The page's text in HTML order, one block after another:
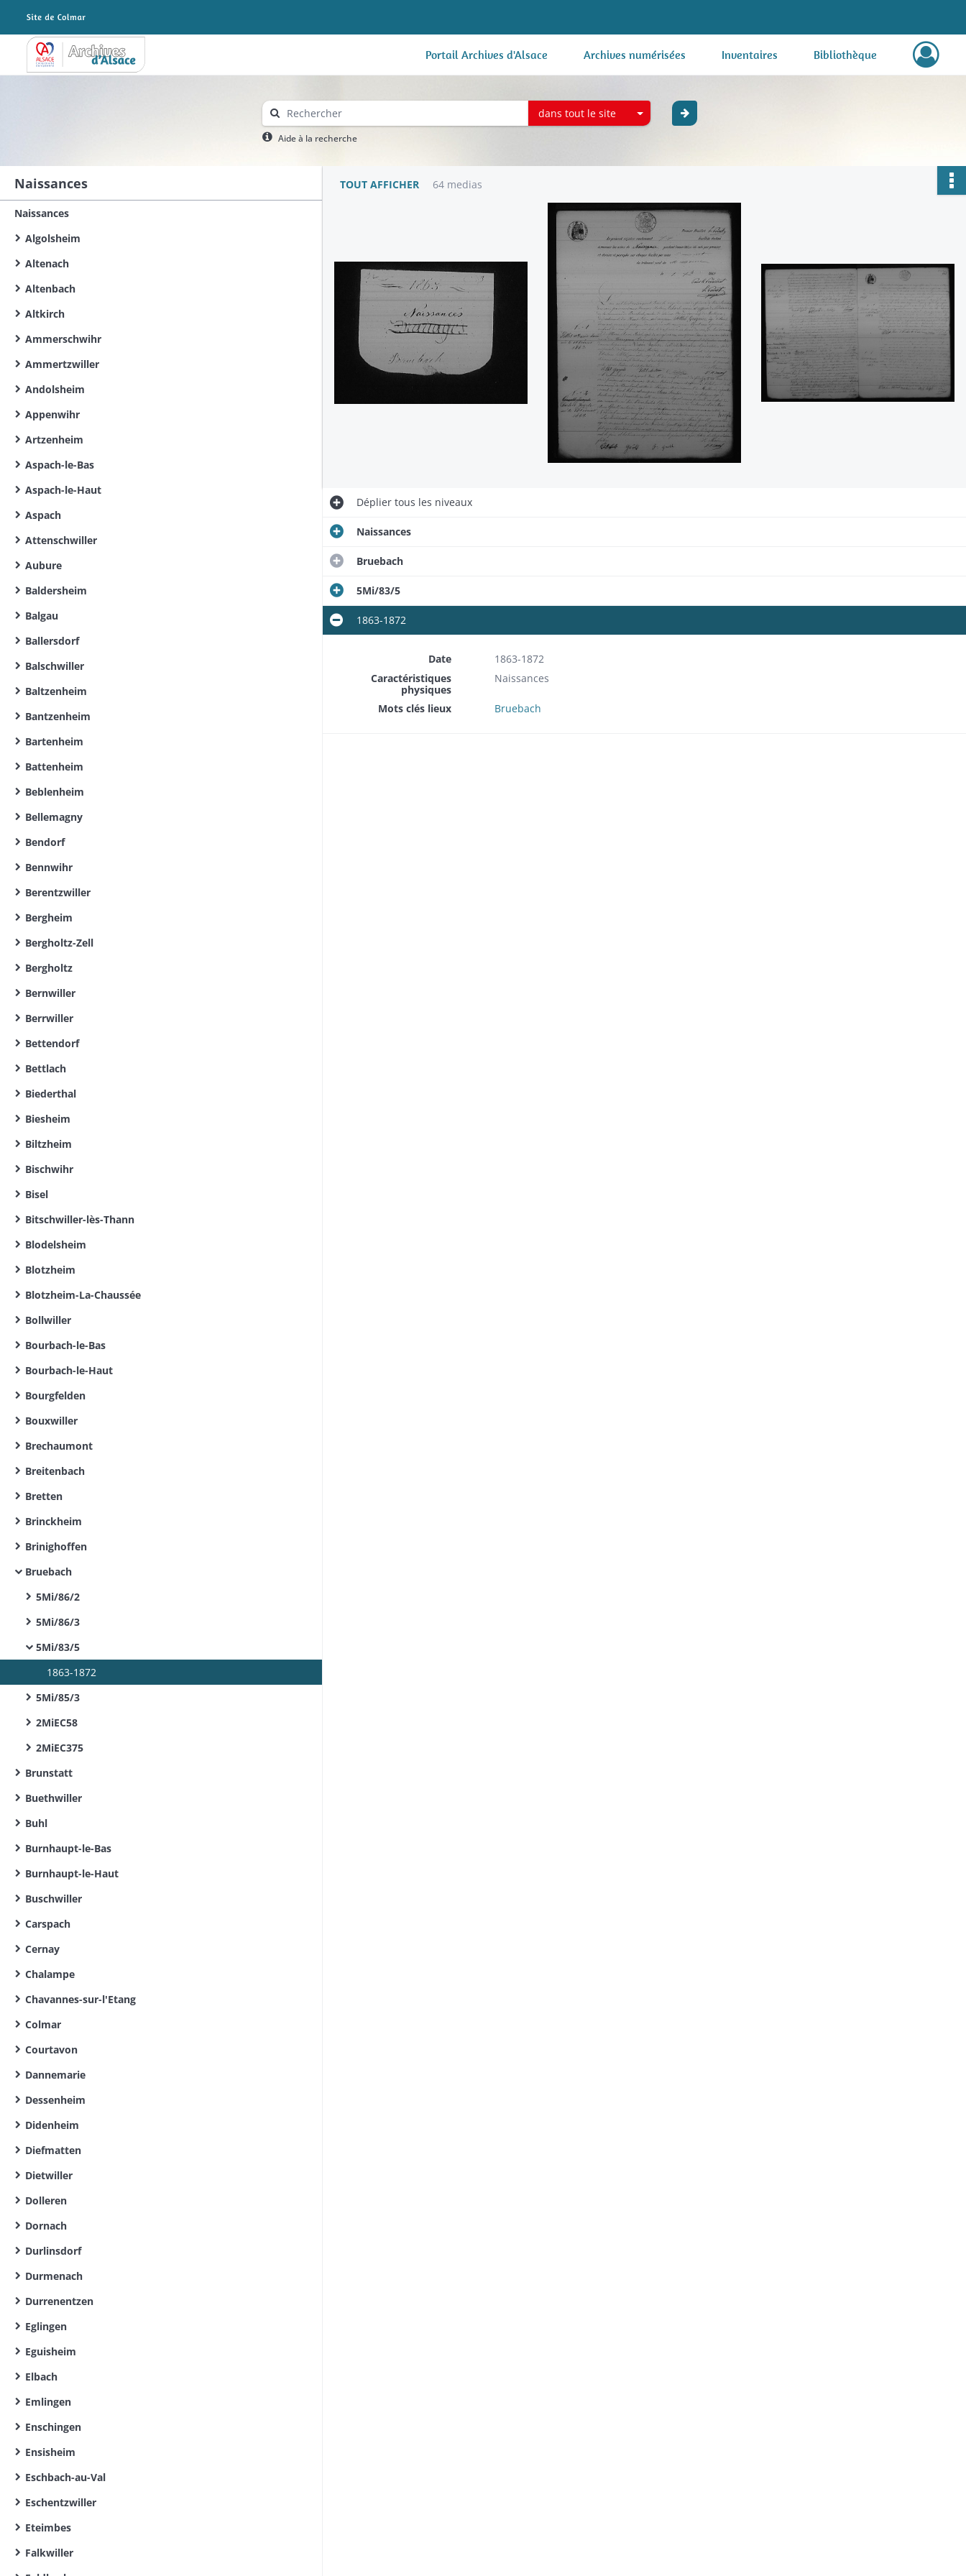
Archives Alsace - Colmar Portail Archives d'Alsace Archives numérisées Inventaires Bibliothèque
dans tout le site
Aide à la recherche
Naissances
Naissances
Algolsheim
Altenach
Altenbach
Altkirch
Ammerschwihr
Ammertzwiller
Andolsheim
Appenwihr
Artzenheim
Aspach-le-Bas
Aspach-le-Haut
Aspach
Attenschwiller
Aubure
Baldersheim
Balgau
Ballersdorf
Balschwiller
Baltzenheim
Bantzenheim
Bartenheim
Battenheim
Beblenheim
Bellemagny
Bendorf
Bennwihr
Berentzwiller
Bergheim
Bergholtz-Zell
Bergholtz
Bernwiller
Berrwiller
Bettendorf
Bettlach
Biederthal
Biesheim
Biltzheim
Bischwihr
Bisel
Bitschwiller-lès-Thann
Blodelsheim
Blotzheim
Blotzheim-La-Chaussée
Bollwiller
Bourbach-le-Bas
Bourbach-le-Haut
Bourgfelden
Bouxwiller
Brechaumont
Breitenbach
Bretten
Brinckheim
Brinighoffen
Bruebach
5Mi/86/2
5Mi/86/3
5Mi/83/5
1863-1872
5Mi/85/3
2MiEC58
2MiEC375
Brunstatt
Buethwiller
Buhl
Burnhaupt-le-Bas
Burnhaupt-le-Haut
Buschwiller
Carspach
Cernay
Chalampe
Chavannes-sur-l'Etang
Colmar
Courtavon
Dannemarie
Dessenheim
Didenheim
Diefmatten
Dietwiller
Dolleren
Dornach
Durlinsdorf
Durmenach
Durrenentzen
Eglingen
Eguisheim
Elbach
Emlingen
Enschingen
Ensisheim
Eschbach-au-Val
Eschentzwiller
Eteimbes
Falkwiller
TOUT AFFICHER 64 medias
Dépliertous les niveaux
Naissances
Bruebach
5Mi/83/5
1863-1872
Date
1863-1872
Caractéristiques
physiques
Naissances
Mots clés lieux Bruebach